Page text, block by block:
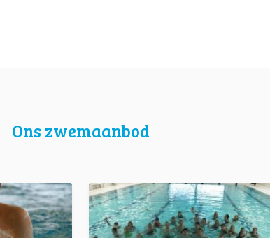
Ons zwemaanbod